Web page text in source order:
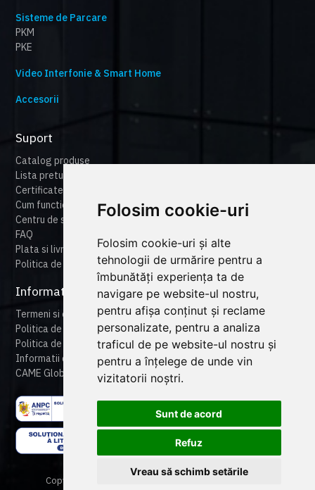
Folosim cookie-uri
Folosim cookie-uri și alte
tehnologii de urmărire pentru a
îmbunătăți experiența ta de
navigare pe website-ul nostru,
pentru afișa conținut și reclame
personalizate, pentru a analiza
traficul de pe website-ul nostru și
pentru a înțelege de unde vin
vizitatorii noștri.
Sunt de acord
Refuz
Vreau să schimb setările
Sisteme de Parcare
PKM
PKE
Video Interfonie & Smart Home
Accesorii
Suport
Catalog produse
Lista preturi
Certificate
Cum functioneaza cameonline
Centru de suport
FAQ
Plata si livrare
Politica de retur
Informatii legale
Termeni si conditii
Politica de confidentialitate
Politica de cookies
Informatii despre produse
CAME Global
Copyright © 2024 CAME Romania. All rights reserved.